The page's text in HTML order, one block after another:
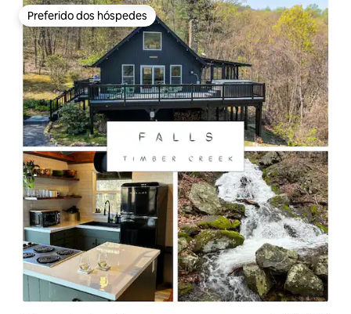
Preferido dos hóspedes
Preferido dos hóspedes